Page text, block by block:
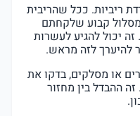
ריביות. ככל שהריבית
קבוע שלקחתם
זה יכול להגיע לעשרות
להיערך לזה מראש.
או מסלקים, בדקו את
ההבדל בין מחזור